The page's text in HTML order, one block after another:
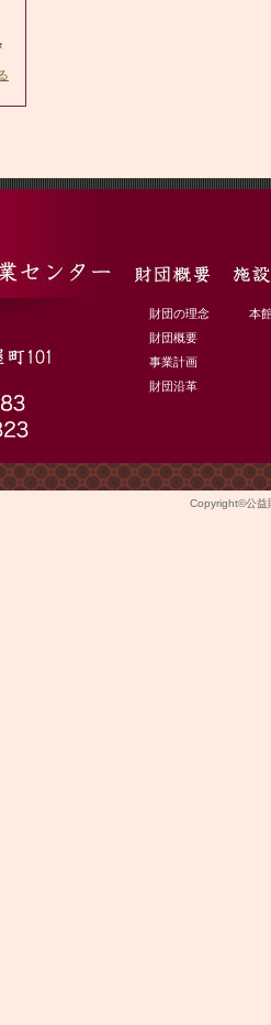
財団の理念
財団概要
事業計画
財団沿革
本
Copyright©公益